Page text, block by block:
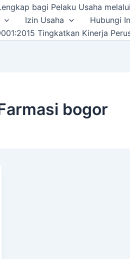
bagi Pelaku Usaha
Izin Usaha
Hubungi
Tingkatkan Kinerja
bogor